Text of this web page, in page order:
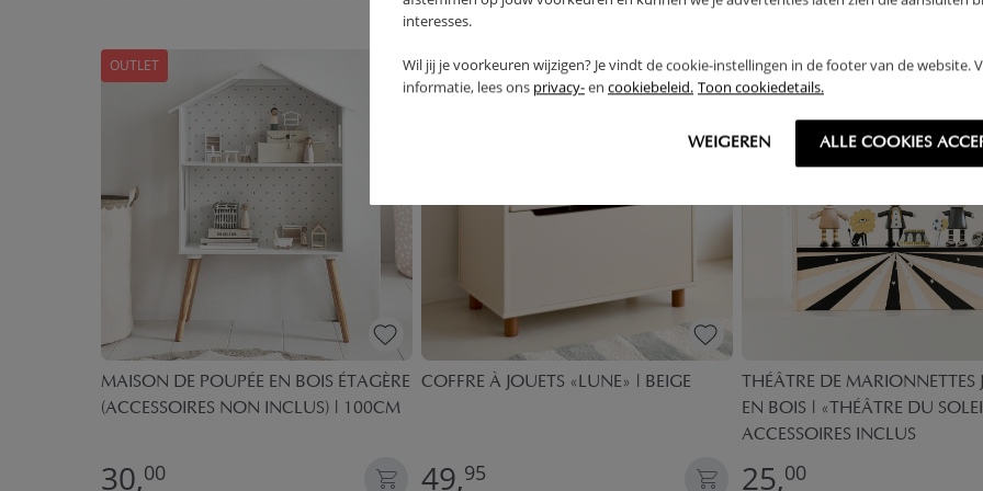
interesses.
Wil jij je voorkeuren wijzigen? Je vindt de cookie-instellingen in de footer van de website.
informatie, lees ons privacy-en cookiebeleid. Toon cookiedetails.
WEIGEREN ALLE COOKIES
OUTLET
MAISON DE POUPÉE EN BOIS ÉTAGÈRE
(ACCESSOIRES NON INCLUS) | 100CM
30,00
NOUVEAU
COFFRE À JOUETS «LUNE» | BEIGE
49,95
OUTLET
THÉÂTRE DE MARIONNETTES
EN BOIS | «THÉÂTRE DU
ACCESSOIRES INCLUS
25,00